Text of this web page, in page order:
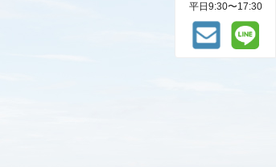
平日9:30〜17:30